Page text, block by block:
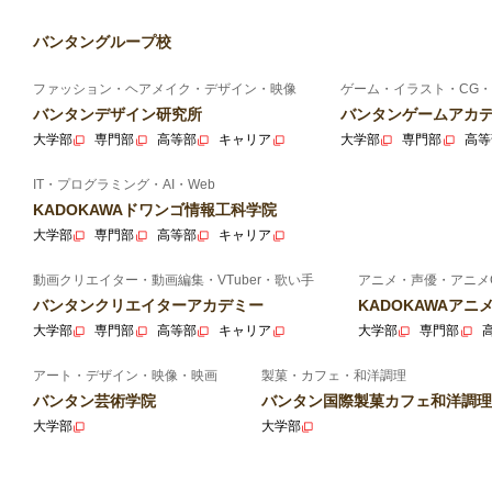
バンタングループ校
ファッション・ヘアメイク・デザイン・映像
バンタンデザイン研究所
大学部 専門部 高等部 キャリア
ゲーム・イラスト・CG
バンタンゲームアカ
大学部 専門部 高
IT・プログラミング・AI・Web
KADOKAWAドワンゴ情報工科学院
大学部 専門部 高等部 キャリア
動画クリエイター・動画編集・VTuber・歌い手
バンタンクリエイターアカデミー
大学部 専門部 高等部 キャリア
アニメ・声優・アニ
KADOKAWAアニ
大学部 専門部
アート・デザイン・映像・映画
バンタン芸術学院
大学部
製菓・カフェ・和洋調理
バンタン国際製菓カフェ和洋調
大学部